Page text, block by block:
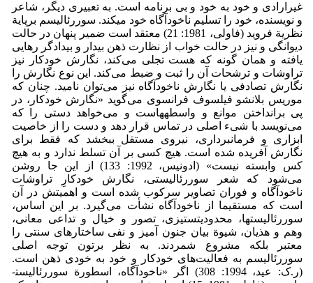
غیرارادی و خود به خود و بی برنامه است. به تعبیری دیگر، شاعر
و نویسنده، خود را تسلیم ناخودآگاه خود می­کند. سوررئالیسم برپایة
نظریة فروید (فاولی، 1981: 21) معتقد است ضمیر پنهان در حالت
دیوانگی و نیز در حالت خواب از نظارت ذهن بیدار و بیدادگر رهایی
یافته و همان گونه که هست تجلی می‌کند، نگارش خودکار نیز
تراوشات و ترشحات آن را ثبت و ضبط می‌کند. این نوع نگارش را
نگارش تصادفی یا نگارش ناخودآگاه نیز می‌توان نامید. چنان که
موریس بلانشو فیلسوف فرانسوی می‌گوید «نگارش خودکار، در
پی برانداختن موانع و واسطه­هاست و می‌خواهد دستی را که
می‌نویسد با شیء اصلی در تماس قرار دهد و دست را از خاصیت
ابزاری و فرمانبرداری، نیروی مستقل ببخشد که فقط برای
نگارش آفریده شده است. هیچ کسی بر آن تسلط ندارد و به هیچ
کس وابسته نیست» (ادونیس، 1992: 133) از این جا روشن
می‌شود که شعر سوررئالیستی، نگارش خودکارِ تراوشات
ناخودآگاه و فوران تصاویر سرکوب شده است و اهمیتش در آن
است که مستقیما از ناخودآگاه نشأت می‌گیرد. بر این اساس،
سوررئالیست­ها، محدودیت­ستیزی، تصور و خیال و تداعی معانی،
وهم و هذیان، شیوة بیان جنون آمیز و نفی ساختارهای سنتی را
معتبر بلکه مشروع شمردند. به نظر برتون توجه اصلی
سوررئالیسم به فعالیت‌های خودکار و خود به خودی ذهن است.
(ر.ک: عید، 1994: 308) اگر «ناخودآگاه، اسطورة سوررئالیست­